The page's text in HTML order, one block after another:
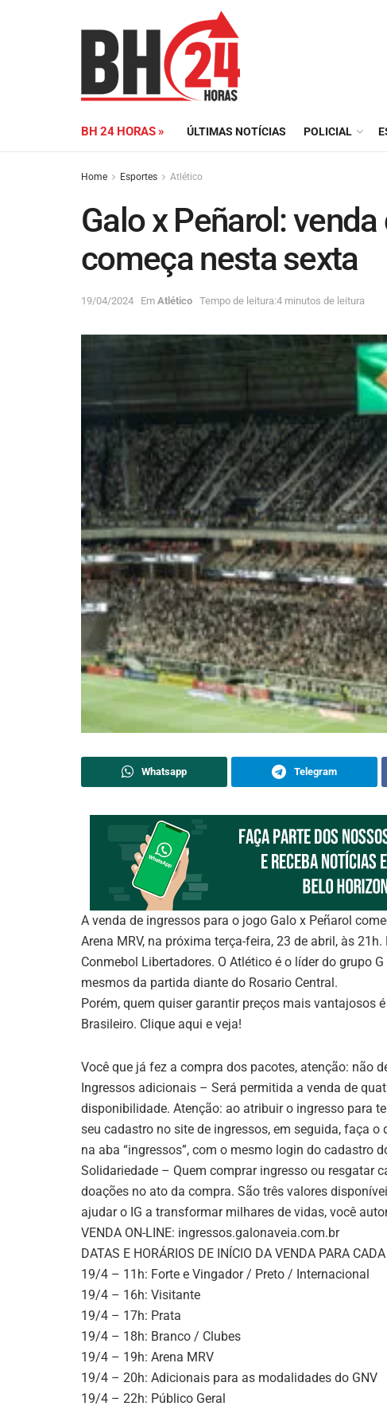
BH 24 HORAS » ÚLTIMAS NOTÍCIAS POLICIAL
Home Esportes Atlético
Galo x Peñarol:
começa nesta sexta
19/04/2024 Em Atlético Tempo de leitura:4 minutos de leitura
Whatsapp Telegram
A venda de ingressos para o jogo Galo x Peñarol
Arena MRV, na próxima terça-feira, 23 de abril, às
Conmebol Libertadores. O Atlético é o líder do grupo
mesmos da partida diante do Rosario Central.
Porém, quem quiser garantir preços mais vantajosos
Brasileiro. Clique aqui e veja!
Você que já fez a compra dos pacotes, atenção: não
Ingressos adicionais – Será permitida a venda de
disponibilidade. Atenção: ao atribuir o ingresso para
seu cadastro no site de ingressos, em seguida, faça
na aba “ingressos”, com o mesmo login do cadastro
Solidariedade – Quem comprar ingresso ou resgatar
doações no ato da compra. São três valores
ajudar o IG a transformar milhares de vidas, você
VENDA ON-LINE: ingressos.galonaveia.com.br
DATAS E HORÁRIOS DE INÍCIO DA VENDA PARA
19/4 – 11h: Forte e Vingador / Preto / Internacional
19/4 – 16h: Visitante
19/4 – 17h: Prata
19/4 – 18h: Branco / Clubes
19/4 – 19h: Arena MRV
19/4 – 20h: Adicionais para as modalidades do GNV
19/4 – 22h: Público Geral